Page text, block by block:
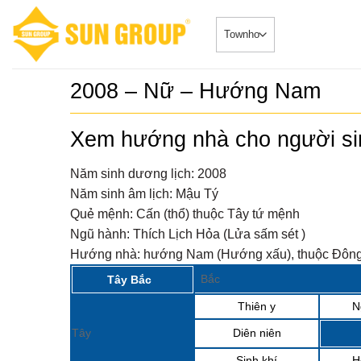
content
2008 – Nữ – Hướng Nam
Xem hướng nhà cho người
Năm sinh dương lịch: 2008
Năm sinh âm lịch: Mậu Tý
Quẻ mệnh: Cấn (thổ) thuộc Tây tứ mệnh
Ngũ hành: Thích Lịch Hỏa (Lửa sấm sét )
Hướng nhà: hướng Nam (Hướng xấu), thuộc
Tây Bắc Bắc
Tây
Thiên y
Diên niên
duy nhất
đẳng cấp
Căn HộDự
SONATA –
𝐁𝐈𝐄̣̂𝐓
𝐓𝐇𝐀́𝐍𝐆 𝟖
“ĐẮC...
7
Sở hữu
Nhà phố
Tin Tức
8
Sun
nhật tiến
Tin Tức